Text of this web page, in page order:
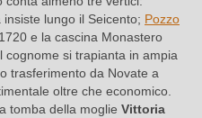
lungo il Seicento; Pozzo
e la cascina Monastero
cognome si trapianta in ampia
trasferimento da Novate a
oltre che economico.
tomba della moglie Vittoria